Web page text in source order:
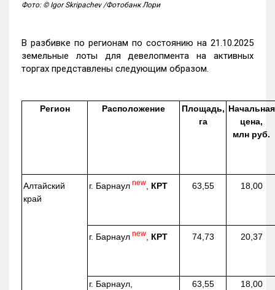
Фото: © Igor Skripachev /Фотобанк Лори
В разбивке по регионам по состоянию на 21.10.2025
земельные лоты для девелопмента на активных
торгах представлены следующим образом.
Регион Расположение
Площадь,
га
Начальная
цена,
млн руб.
Алтайский
край
г. Барнаул new КРТ 63,55 18,00
г. Барнаул new КРТ 74,73 20,37
г. Барнаул,
63,55 18,00